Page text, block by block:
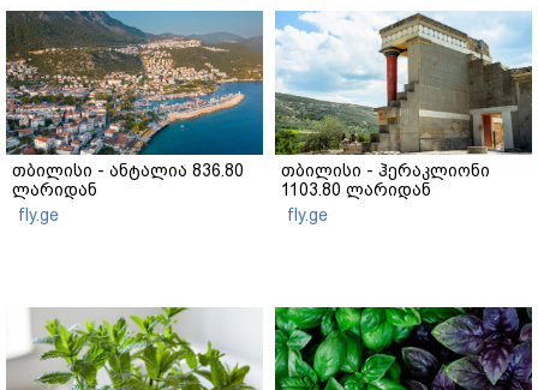
თბილისი - ანტალია 836.80
ლარიდან
fly.ge
თბილისი - ჰერაკლიონი
1103.80 ლარიდან
fly.ge